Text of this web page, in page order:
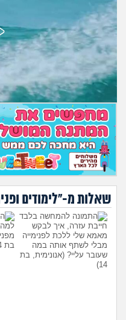
שאלות מ-"לימודים
חייבת עזרה, איך לבקש
מאמא שלי ללכת לפנימייה
מבלי לשתף אותה במה
שעובר עליי? (אנונימית, בת
14)
בת 14)